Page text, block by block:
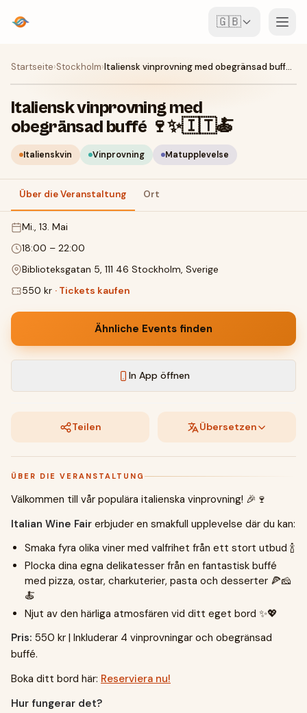
🇬🇧
Veranstaltungen
Karte
Locations
Für Veranstalter
Event erstellen
Startseite›Stockholm› Italiensk vinprovning med obegränsad buffé 🍷✨🇮🇹🍝
Italiensk vinprovning med
obegränsad buffé 🍷✨🇮🇹🍝
Italienskvin Vinprovning Matupplevelse
Über die Veranstaltung Ort
Mi., 13. Mai
18:00 – 22:00
Biblioteksgatan 5, 111 46 Stockholm, Sverige
550 kr · Tickets kaufen
Ähnliche Events finden
In App öffnen
Teilen Übersetzen
ÜBER DIE VERANSTALTUNG
Välkommen till vår populära italienska vinprovning! 🎉🍷
Italian Wine Fair erbjuder en smakfull upplevelse där du kan:
Smaka fyra olika viner med valfrihet från ett stort utbud 🍾
Plocka dina egna delikatesser från en fantastisk buffé
med pizza, ostar, charkuterier, pasta och desserter 🍕🧀
🍝
Njut av den härliga atmosfären vid ditt eget bord ✨💖
Pris: 550 kr | Inkluderar 4 vinprovningar och obegränsad
buffé.
Boka ditt bord här: Reserviera nu!
Hur fungerar det?